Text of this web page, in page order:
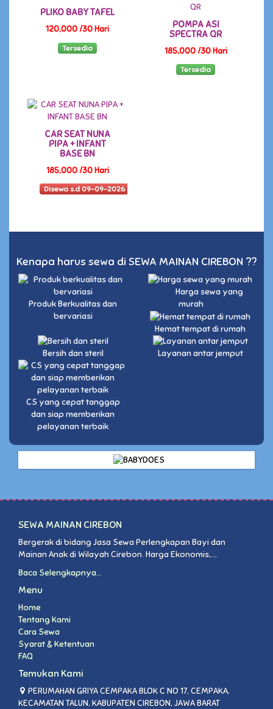
PLIKO BABY TAFEL
120,000 /30 Hari
Tersedia
POMPA ASI
SPECTRA QR
185,000 /30 Hari
Tersedia
CAR SEAT NUNA
PIPA + INFANT
BASE BN
185,000 /30 Hari
Disewa s.d 09-09-2026
Kenapa harus sewa di SEWA MAINAN CIREBON ??
Produk Berkualitas dan
bervariasi
Harga sewa yang
murah
Hemat tempat di rumah
Bersih dan steril Layanan antar jemput
CS yang cepat tanggap
dan siap memberikan
pelayanan terbaik
SEWA MAINAN CIREBON
Bergerak di bidang Jasa Sewa Perlengkapan Bayi dan
Mainan Anak di Wilayah Cirebon. Harga Ekonomis,....
Baca Selengkapnya...
Menu
Home
Tentang Kami
Cara Sewa
Syarat & Ketentuan
FAQ
Temukan Kami
PERUMAHAN GRIYA CEMPAKA BLOK C NO 17, CEMPAKA,
KECAMATAN TALUN, KABUPATEN CIREBON, JAWA BARAT